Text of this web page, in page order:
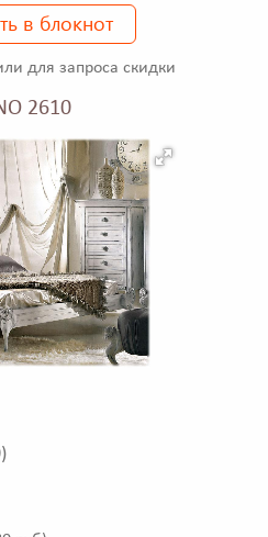
в блокнот
для запроса скидки
2610